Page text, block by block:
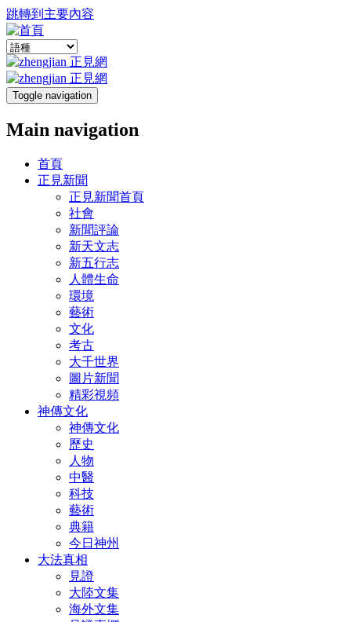
跳轉到主要內容
Toggle navigation
Main navigation
首頁
正見新聞
正見新聞首頁
社會
新聞評論
新天文志
新五行志
人體生命
環境
藝術
文化
考古
大千世界
圖片新聞
精彩視頻
神傳文化
神傳文化
歷史
人物
中醫
科技
藝術
典籍
今日神州
大法真相
見證
大陸文集
海外文集